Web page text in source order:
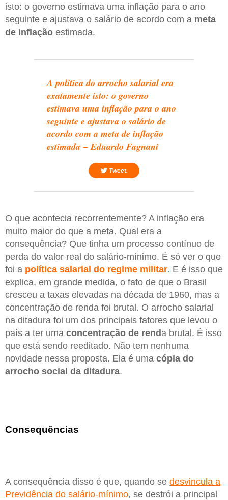
isto: o governo estimava uma inflação para o ano
seguinte e ajustava o salário de acordo com a meta
de inflação estimada.
A política do arrocho salarial era
exatamente isto: o governo
estimava uma inflação para o ano
seguinte e ajustava o salário de
acordo com a meta de inflação
estimada – Eduardo Fagnani
Tweet.
O que acontecia recorrentemente? A inflação era
muito maior do que a meta. Qual era a
consequência? Que tinha um processo contínuo de
perda do valor real do salário-mínimo. É só ver o que
foi a política salarial do regime militar. E é isso que
explica, em grande medida, o fato de que o Brasil
cresceu a taxas elevadas na década de 1960, mas a
concentração de renda foi brutal. O arrocho salarial
na ditadura foi um dos principais fatores que levou o
país a ter uma concentração de renda brutal. É isso
que está sendo reeditado. Não tem nenhuma
novidade nessa proposta. Ela é uma cópia do
arrocho social da ditadura.
Consequências
A consequência disso é que, quando se desvincula a
Previdência do salário-mínimo, se destrói a principal